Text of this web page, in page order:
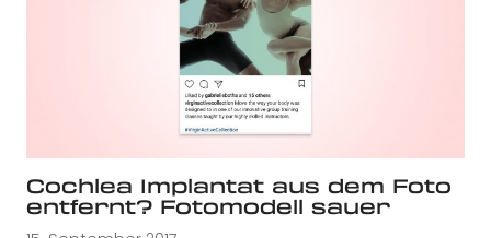
Cochlea Implantat aus dem Foto
entfernt? Fotomodell sauer